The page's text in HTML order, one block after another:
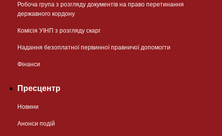
Робоча група з розгляду документів на право перетинання
державного кордону
Комісія УІНП з розгляду скарг
Надання безоплатної первинної правничої допомогти
Фінанси
Пресцентр
Новини
Анонси подій